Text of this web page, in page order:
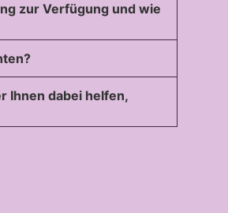
zur Verfügung und wie
Ihnen dabei helfen,